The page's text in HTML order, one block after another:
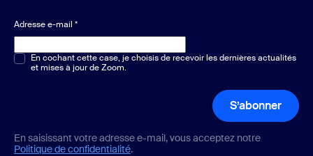
Adresse e-mail *
Choix multiple ou unique*
En cochant cette case, je choisis de recevoir les dernières actualités
et mises à jour de Zoom.
S’abonner
En saisissant votre adresse e-mail, vous acceptez notre
Politique de confidentialité.